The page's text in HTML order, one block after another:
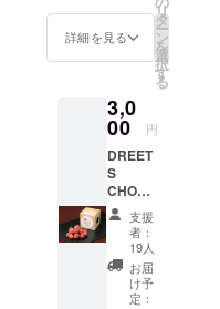
サク
コー
ｇ
※②DRE
ETS（
苺・巨
峰・
桃）1個
(内容量
13ｇ)・
③DRE
ETS（
苺・不
知火・
詳細を見る
リ
タ
ー
ン
を
選
択
す
る
3,0
00 円
DREET
S
CHOCO
LAT 4
個 内容
量50ｇ
(10粒前
支援
者：
19人
お届
け予
定：